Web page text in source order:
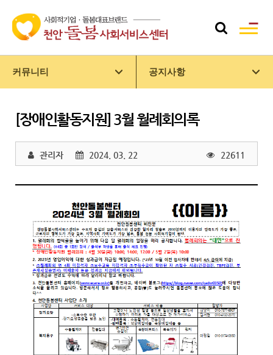
커뮤니티 공지사항
[장애인활동지원] 3월 월례회의록
관리자 2024. 03. 22 22611